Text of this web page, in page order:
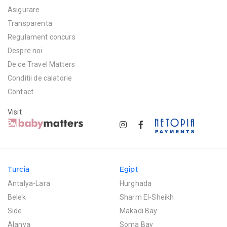
Asigurare
Transparenta
Regulament concurs
Despre noi
De ce Travel Matters
Conditii de calatorie
Contact
Visit
Turcia
Antalya-Lara
Belek
Side
Alanya
Egipt
Hurghada
Sharm El-Sheikh
Makadi Bay
Soma Bay